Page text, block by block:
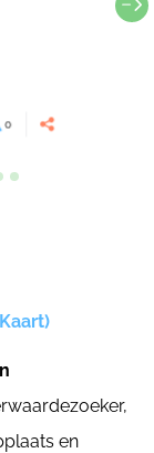
0
en